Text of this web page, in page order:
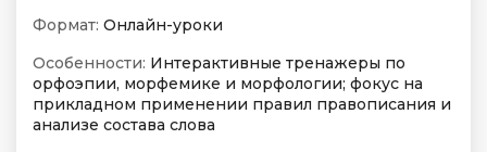
Формат: Онлайн-уроки
Особенности: Интерактивные тренажеры по
орфоэпии, морфемике и морфологии; фокус на
прикладном применении правил правописания и
анализе состава слова